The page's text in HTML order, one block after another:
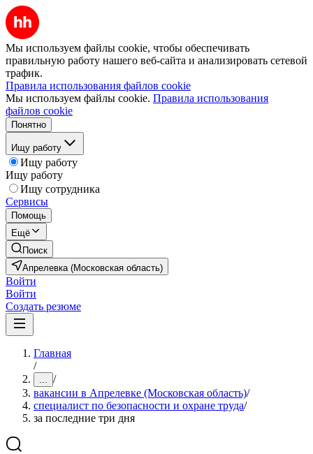
Мы используем файлы cookie, чтобы обеспечивать
правильную работу нашего веб-сайта и анализировать сетевой
трафик.
Правила использования файлов cookie
Мы используем файлы cookie. Правила использования
файлов cookie
Понятно
Ищу работу
Ищу работу
Ищу работу
Ищу сотрудника
Сервисы
Помощь
Ещё
Поиск
Апрелевка (Московская область)
Войти
Войти
Создать резюме
Главная
/
... /
вакансии в Апрелевке (Московская область)/
специалист по безопасности и охране труда/
за последние три дня